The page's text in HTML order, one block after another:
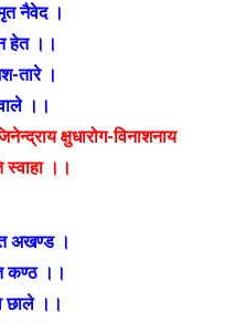
नैवेद ।
हेत ।।
तारे ।
वाले ।।
क्षुधारोग-विनाशनाय
स्वाहा ।।
अखण्ड ।
कण्ठ ।।
छाले ।।